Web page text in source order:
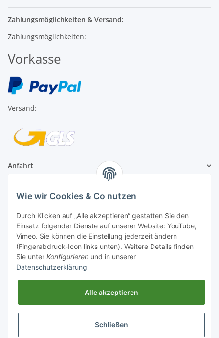
Zahlungsmöglichkeiten & Versand:
Zahlungsmöglichkeiten:
Vorkasse
Versand:
Anfahrt
1A Football Angebote
1A-Football ist
registrierter Partner:
Wie wir Cookies & Co nutzen
Durch Klicken auf „Alle akzeptieren“ gestatten Sie den
Einsatz folgender Dienste auf unserer Website: YouTube,
Vimeo. Sie können die Einstellung jederzeit ändern
(Fingerabdruck-Icon links unten). Weitere Details finden
Sie unter Konfigurieren und in unserer
Datenschutzerklärung.
Alle akzeptieren
Schließen